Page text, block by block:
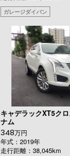
ガレージダイバン
キャデラックXT5ク
ナム
348万円
年式：2019年
走行距離：38,045km